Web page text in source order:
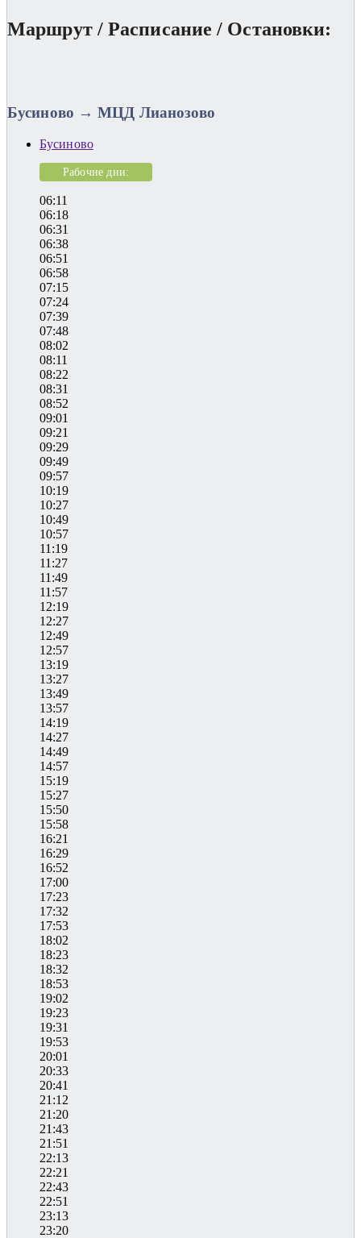
Маршрут / Расписание / Остановки:
Бусиново → МЦД Лианозово
Бусиново
Рабочие дни:
06:11
06:18
06:31
06:38
06:51
06:58
07:15
07:24
07:39
07:48
08:02
08:11
08:22
08:31
08:52
09:01
09:21
09:29
09:49
09:57
10:19
10:27
10:49
10:57
11:19
11:27
11:49
11:57
12:19
12:27
12:49
12:57
13:19
13:27
13:49
13:57
14:19
14:27
14:49
14:57
15:19
15:27
15:50
15:58
16:21
16:29
16:52
17:00
17:23
17:32
17:53
18:02
18:23
18:32
18:53
19:02
19:23
19:31
19:53
20:01
20:33
20:41
21:12
21:20
21:43
21:51
22:13
22:21
22:43
22:51
23:13
23:20